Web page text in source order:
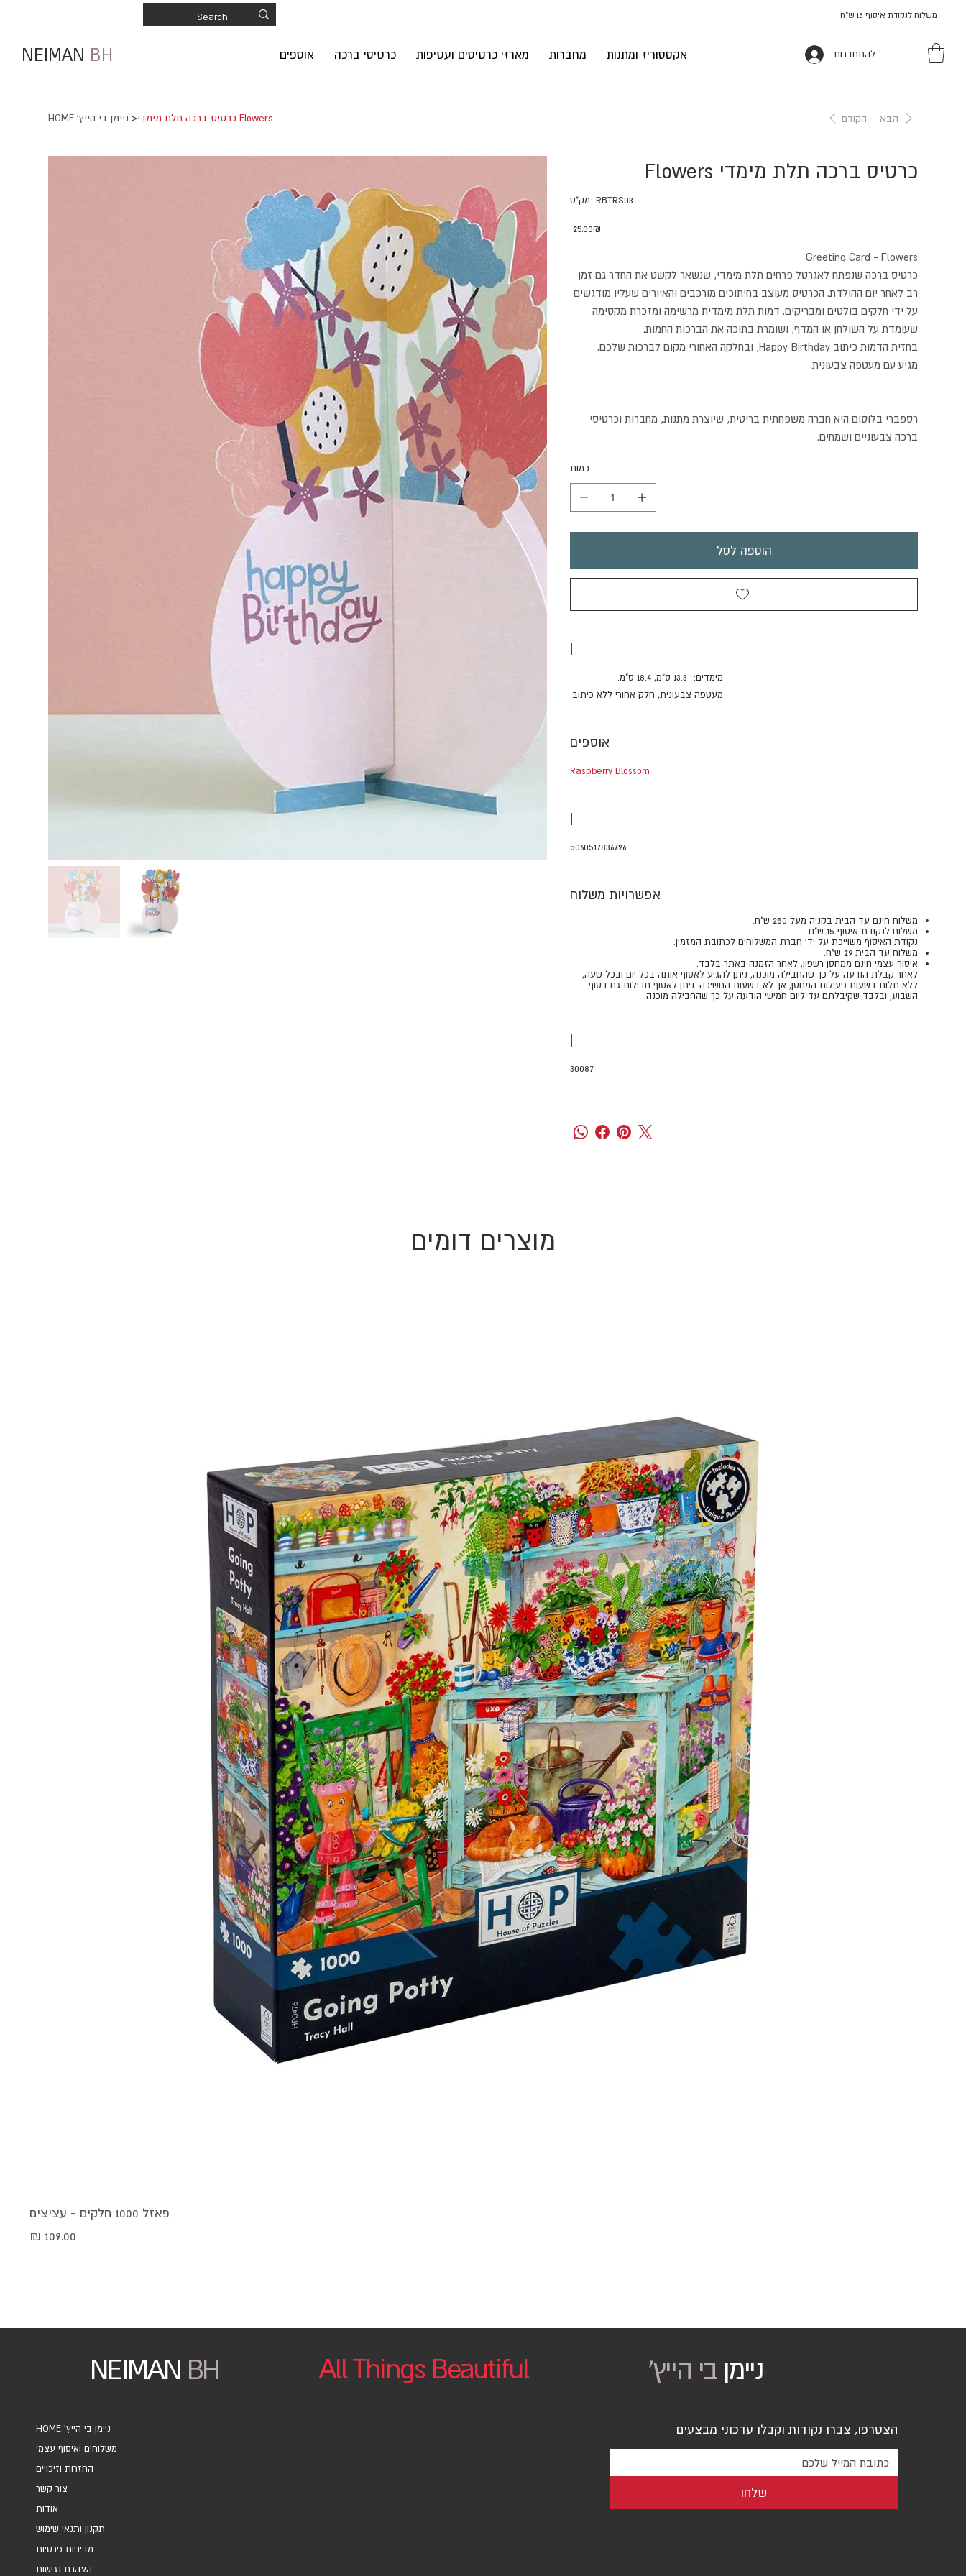
להתחברות אקססוריז ומתנות מחברות מארזי כרטיסים ועטיפות כרטיסי ברכה אוספים NEIMAN BH
משלוח לנקודת איסוף 15 ש"ח
HOME 'ניימן בי הייץ > כרטיס ברכה תלת מימדי Flowers הקודם הבא
כרטיס ברכה תלת מימדי Flowers
מק"ט: מק"ט
RBTRS03
RBTRS03
‏25.00 ‏₪
Greeting Card - Flowers
כרטיס ברכה שנפתח לאגרטל פרחים תלת מימדי, שנשאר לקשט את החדר גם זמן
רב לאחר יום ההולדת. הכרטיס מעוצב בחיתוכים מורכבים והאיורים שעליו מודגשים
על ידי חלקים בולטים ומבריקים. דמות תלת מימדית מרשימה ומזכרת מקסימה
שעומדת על השולחן או המדף, ושומרת בתוכה את הברכות החמות.
בחזית הדמות כיתוב Happy Birthday, ובחלקה האחורי מקום לברכות שלכם.
מגיע עם מעטפה צבעונית.
רספברי בלוסום היא חברה משפחתית בריטית, שיוצרת מתנות, מחברות וכרטיסי
ברכה צבעוניים ושמחים.
כמות
הוספה לסל
מימדים: 13.3 ס"מ, 18.4 ס"מ.
מעטפה צבעונית, חלק אחורי ללא כיתוב.
אוספים
Raspberry Blossom
5060517836726
אפשרויות משלוח
משלוח חינם עד הבית בקניה מעל 250 ש"ח.
משלוח לנקודת איסוף 15 ש"ח.
נקודת האיסוף משוייכת על ידי חברת המשלוחים לכתובת המזמין.
משלוח עד הבית 29 ש"ח.
איסוף עצמי חינם ממחסן רשפון, לאחר הזמנה באתר בלבד.
​​​​​​​לאחר קבלת הודעה על כך שהחבילה מוכנה, ניתן להגיע לאסוף אותה בכל יום ובכל שעה,
ללא תלות בשעות פעילות המחסן, אך לא בשעות החשיכה. ניתן לאסוף חבילות גם בסוף
השבוע, ובלבד שקיבלתם עד ליום חמישי הודעה על כך שהחבילה מוכנה.
30087
מוצרים דומים
פאזל 1000 חלקים - עציצים
מחיר
HOME 'ניימן בי הייץ
משלוחים ואיסוף עצמי
החזרות וזיכויים
צור קשר
אודות
תקנון ותנאי שימוש
מדיניות פרטיות
הצהרת נגישות
הצטרפו, צברו נקודות וקבלו עדכוני מבצעים
שלחו
NEIMAN BH All Things Beautiful ' ניימןבי הייץ